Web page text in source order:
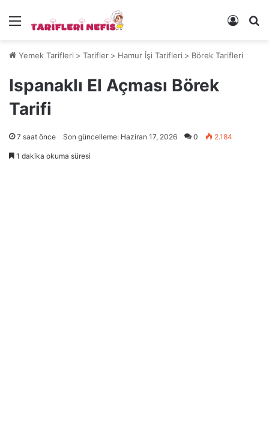
Menü Kayıt
Yemek Tarifleri > Tarifler > Hamur İşi Tarifleri > Börek Tarifleri
Ispanaklı El Açması Börek
Tarifi
7 saat önce Son güncelleme: Haziran 17, 2026 0 2.184
1 dakika okuma süresi